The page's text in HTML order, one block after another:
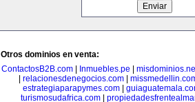
Otros dominios en venta:
ContactosB2B.com
Inmuebles.pe
relacionesdenegocios.com|
estrategiaparapymes.com|
turismosudafrica.com